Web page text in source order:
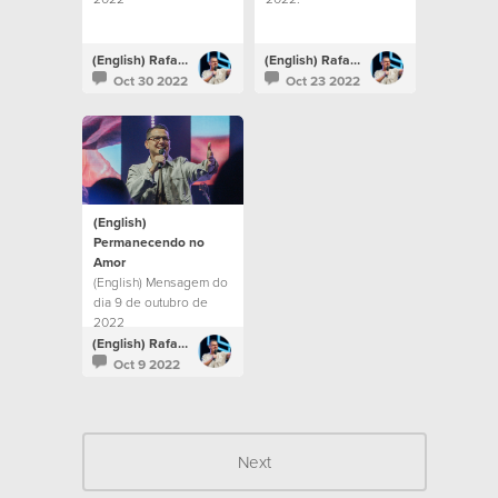
(English) Rafael Bitencourt
Oct 30 2022
(English) Rafael Bitencourt
Oct 23 2022
(English)
Permanecendo no
Amor
(English) Mensagem do
dia 9 de outubro de
2022
(English) Rafael Bitencourt
Oct 9 2022
Next